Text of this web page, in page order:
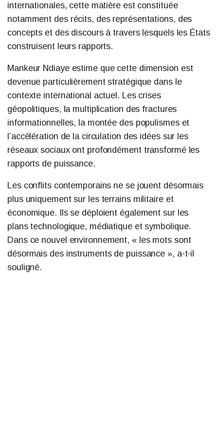
internationales, cette matière est constituée
notamment des récits, des représentations, des
concepts et des discours à travers lesquels les États
construisent leurs rapports.
Mankeur Ndiaye estime que cette dimension est
devenue particulièrement stratégique dans le
contexte international actuel. Les crises
géopolitiques, la multiplication des fractures
informationnelles, la montée des populismes et
l’accélération de la circulation des idées sur les
réseaux sociaux ont profondément transformé les
rapports de puissance.
Les conflits contemporains ne se jouent désormais
plus uniquement sur les terrains militaire et
économique. Ils se déploient également sur les
plans technologique, médiatique et symbolique.
Dans ce nouvel environnement, « les mots sont
désormais des instruments de puissance », a-t-il
souligné.